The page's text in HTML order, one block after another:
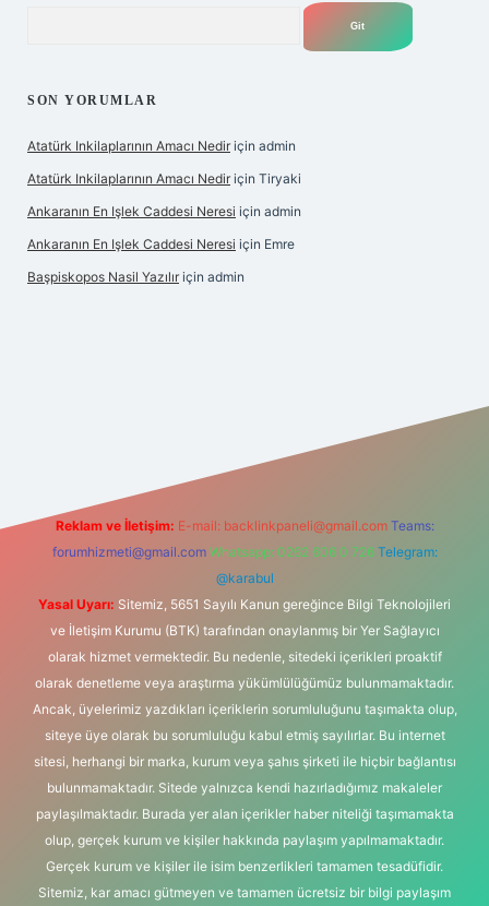
SON YORUMLAR
Atatürk Inkilaplarının Amacı Nedir için admin
Atatürk Inkilaplarının Amacı Nedir için Tiryaki
Ankaranın En Işlek Caddesi Neresi için admin
Ankaranın En Işlek Caddesi Neresi için Emre
Başpiskopos Nasil Yazılır için admin
Reklam ve İletişim: E-mail: backlinkpaneli@gmail.com Teams:
forumhizmeti@gmail.com Whatsapp: 0262 606 0 726 Telegram:
@karabul
Yasal Uyarı: Sitemiz, 5651 Sayılı Kanun gereğince Bilgi Teknolojileri
ve İletişim Kurumu (BTK) tarafından onaylanmış bir Yer Sağlayıcı
olarak hizmet vermektedir. Bu nedenle, sitedeki içerikleri proaktif
olarak denetleme veya araştırma yükümlülüğümüz bulunmamaktadır.
Ancak, üyelerimiz yazdıkları içeriklerin sorumluluğunu taşımakta olup,
siteye üye olarak bu sorumluluğu kabul etmiş sayılırlar. Bu internet
sitesi, herhangi bir marka, kurum veya şahıs şirketi ile hiçbir bağlantısı
bulunmamaktadır. Sitede yalnızca kendi hazırladığımız makaleler
paylaşılmaktadır. Burada yer alan içerikler haber niteliği taşımamakta
olup, gerçek kurum ve kişiler hakkında paylaşım yapılmamaktadır.
Gerçek kurum ve kişiler ile isim benzerlikleri tamamen tesadüfidir.
Sitemiz, kar amacı gütmeyen ve tamamen ücretsiz bir bilgi paylaşım